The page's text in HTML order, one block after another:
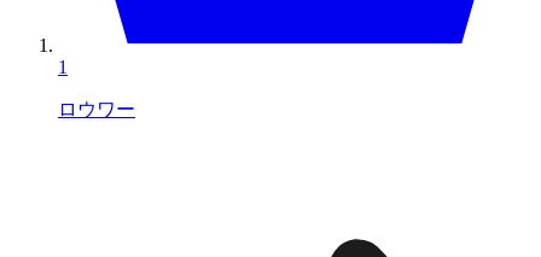
1
ロウワー